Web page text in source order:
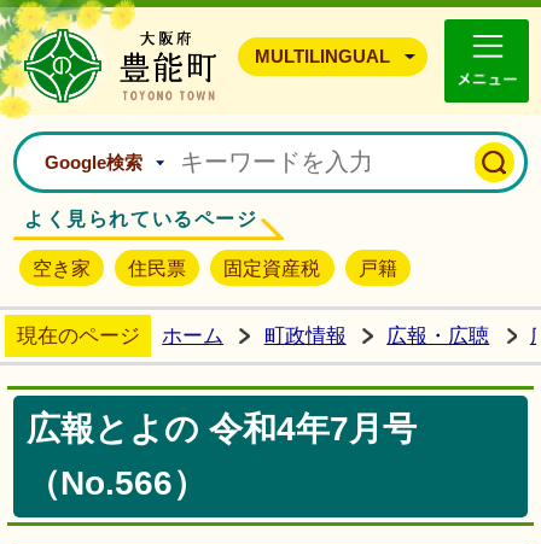
豊能町ホームページ
MULTILINGUAL
Google検索
よく見られているページ
空き家 住民票 固定資産税 戸籍
現在のページ ホーム 町政情報 広報・広聴
広報とよの 令和4年7月号
（No.566）